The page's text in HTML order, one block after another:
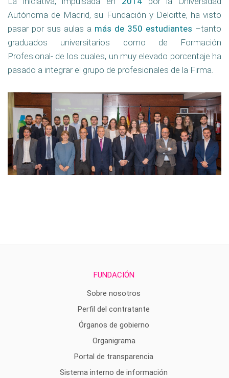
Autónoma de Madrid, su Fundación y Deloitte, ha visto
pasar por sus aulas a más de 350 estudiantes –tanto
graduados universitarios como de Formación
Profesional- de los cuales, un muy elevado porcentaje ha
pasado a integrar el grupo de profesionales de la Firma.
FUNDACIÓN
Sobre nosotros
Perfil del contratante
Órganos de gobierno
Organigrama
Portal de transparencia
Sistema interno de información